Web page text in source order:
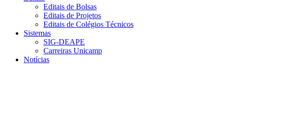
Editais de Bolsas
Editais de Projetos
Editais de Colégios Técnicos
Sistemas
SIG-DEAPE
Carreiras Unicamp
Notícias